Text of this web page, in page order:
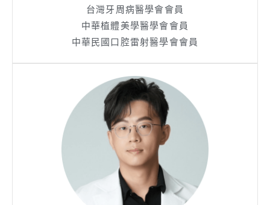
台灣牙周病醫學會會員
中華植體美學醫學會會員
中華民國口腔雷射醫學會會員